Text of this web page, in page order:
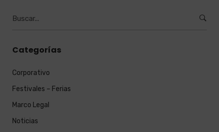
Categorías
Corporativo
Festivales – Ferias
Marco Legal
Noticias